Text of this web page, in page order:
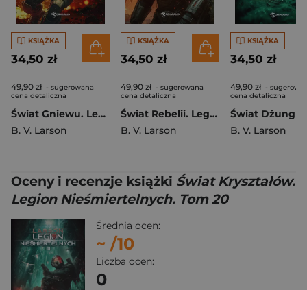
KSIĄŻKA
34,50 zł
49,90 zł - sugerowana
cena detaliczna
Świat Gniewu. Legion Nieśmiertelnych. Tom 23
B. V. Larson
KSIĄŻKA
34,50 zł
49,90 zł - sugerowana
cena detaliczna
Świat Rebelii. Legion Nieśmiertelnych. Tom 22
B. V. Larson
KSIĄŻKA
34,50 zł
49,90 zł -
cena detaliczna
B. V. Larson
Oceny i recenzje książki Świat Kryształów.
Legion Nieśmiertelnych. Tom 20
Średnia ocen:
~ /10
Liczba ocen:
0